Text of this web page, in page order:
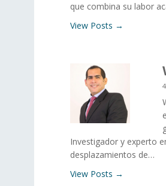
que combina su labor
View Posts →
Investigador y experto
desplazamientos de…
View Posts →